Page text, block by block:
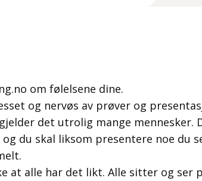
om følelsene dine.
og nervøs av prøver og
det utrolig mange mennesker.
og du skal liksom presentere noe du
at alle har det likt. Alle sitter og ser